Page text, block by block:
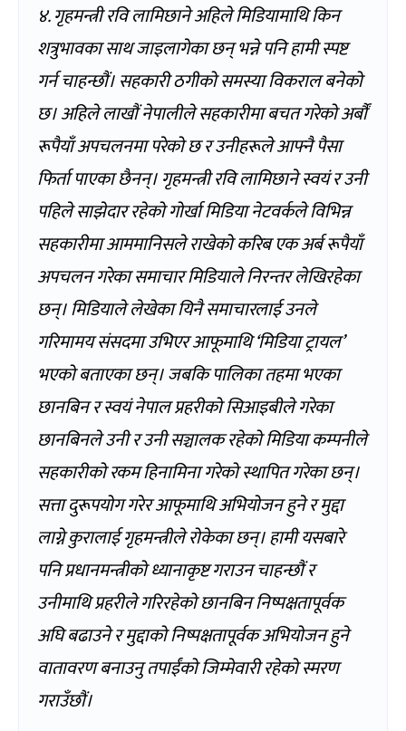
४. गृहमन्त्री रवि लामिछाने अहिले मिडियामाथि किन
शत्रुभावका साथ जाइलागेका छन् भन्ने पनि हामी स्पष्ट
गर्न चाहन्छौं। सहकारी ठगीको समस्या विकराल बनेको
छ। अहिले लाखौं नेपालीले सहकारीमा बचत गरेको अर्बौं
रूपैयाँ अपचलनमा परेको छ र उनीहरूले आफ्नै पैसा
फिर्ता पाएका छैनन्। गृहमन्त्री रवि लामिछाने स्वयं र उनी
पहिले साझेदार रहेको गोर्खा मिडिया नेटवर्कले विभिन्न
सहकारीमा आममानिसले राखेको करिब एक अर्ब रूपैयाँ
अपचलन गरेका समाचार मिडियाले निरन्तर लेखिरहेका
छन्। मिडियाले लेखेका यिनै समाचारलाई उनले
गरिमामय संसदमा उभिएर आफूमाथि ‘मिडिया ट्रायल’
भएको बताएका छन्। जबकि पालिका तहमा भएका
छानबिन र स्वयं नेपाल प्रहरीको सिआइबीले गरेका
छानबिनले उनी र उनी सञ्चालक रहेको मिडिया कम्पनीले
सहकारीको रकम हिनामिना गरेको स्थापित गरेका छन्।
सत्ता दुरूपयोग गरेर आफूमाथि अभियोजन हुने र मुद्दा
लाग्ने कुरालाई गृहमन्त्रीले रोकेका छन्। हामी यसबारे
पनि प्रधानमन्त्रीको ध्यानाकृष्ट गराउन चाहन्छौं र
उनीमाथि प्रहरीले गरिरहेको छानबिन निष्पक्षतापूर्वक
अघि बढाउने र मुद्दाको निष्पक्षतापूर्वक अभियोजन हुने
वातावरण बनाउनु तपाईंको जिम्मेवारी रहेको स्मरण
गराउँछौं।